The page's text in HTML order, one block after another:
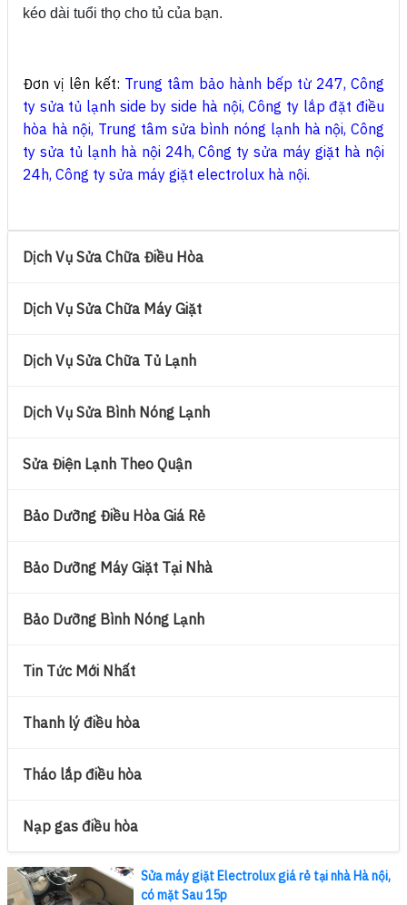
kéo dài tuổi thọ cho tủ của bạn.
Đơn vị lên kết: Trung tâm bảo hành bếp từ 247,Công
ty sửa tủ lạnh side by side hà nội,Công ty lắp đặt điều
hòa hà nội, Trung tâm sửa bình nóng lạnh hà nội,Công
ty sửa tủ lạnh hà nội 24h,Công ty sửa máy giặt hà nội
24h, Công ty sửa máy giặt electrolux hà nội.
Dịch Vụ Sửa Chữa Điều Hòa
Dịch Vụ Sửa Chữa Máy Giặt
Dịch Vụ Sửa Chữa Tủ Lạnh
Dịch Vụ Sửa Bình Nóng Lạnh
Sửa Điện Lạnh Theo Quận
Bảo Dưỡng Điều Hòa Giá Rẻ
Bảo Dưỡng Máy Giặt Tại Nhà
Bảo Dưỡng Bình Nóng Lạnh
Tin Tức Mới Nhất
Thanh lý điều hòa
Tháo lắp điều hòa
Nạp gas điều hòa
Sửa máy giặt Electrolux giá rẻ tại nhà Hà nội,
có mặt Sau 15p